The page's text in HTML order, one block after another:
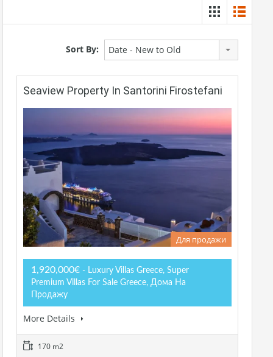
Sort By: Date - New to Old
Seaview Property In Santorini Firostefani
Для продажи
1,920,000€ - Luxury Villas Greece, Super
Premium Villas For Sale Greece, Дома На
Продажу
More Details
170 m2